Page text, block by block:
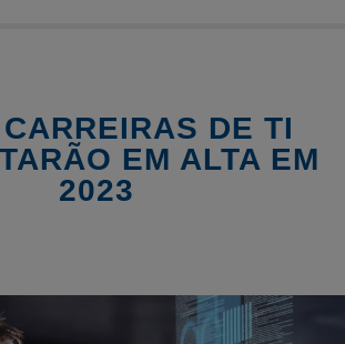
DE TI
EM ALTA EM
2023